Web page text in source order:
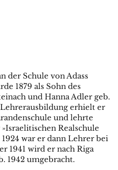
der Schule von Adass
1879 als Sohn des
und Hanna Adler geb.
erhielt er
und lehrte
Realschule
war er dann Lehrer bei
1941 wird er nach Riga
1942 umgebracht.